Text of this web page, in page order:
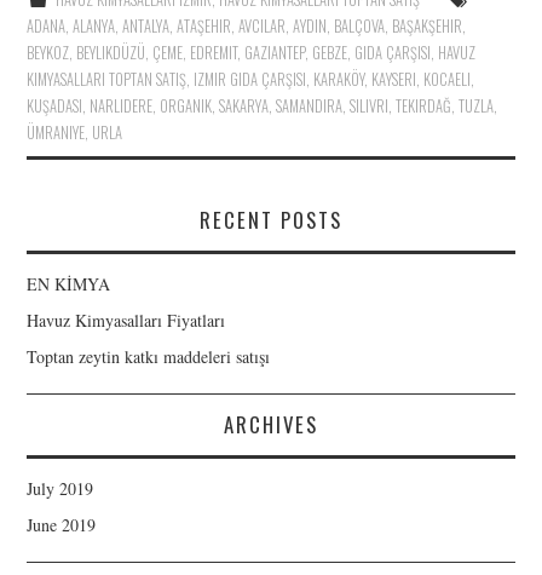
ADANA ,ALANYA ,ANTALYA ,ATAŞEHIR ,AVCILAR ,AYDIN BALÇOVA BAŞAKŞEHIR
BEYKOZ BEYLIKDÜZÜ ÇEME EDREMIT, GAZIANTEP, GEBZE GIDA ÇARŞISI HAVUZ
KIMYASALLARI TOPTAN SATIŞ IZMIR GIDA ÇARŞISI KARAKÖY, KAYSERI KOCAELI
KUŞADASI NARLIDERE ORGANIK ,SAKARYA ,SAMANDIRA ,SILIVRI ,TEKIRDAĞ ,TUZLA
ÜMRANIYE URLA
RECENT POSTS
EN KİMYA
Havuz Kimyasalları Fiyatları
Toptan zeytin katkı maddeleri satışı
ARCHIVES
July 2019
June 2019